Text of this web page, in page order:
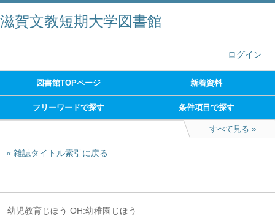
滋賀文教短期大学図書館
ログイン
図書館TOPページ 新着資料
フリーワードで探す 条件項目で探す
すべて見る
雑誌タイトル索引に戻る
幼児教育じほう OH:幼稚園じほう